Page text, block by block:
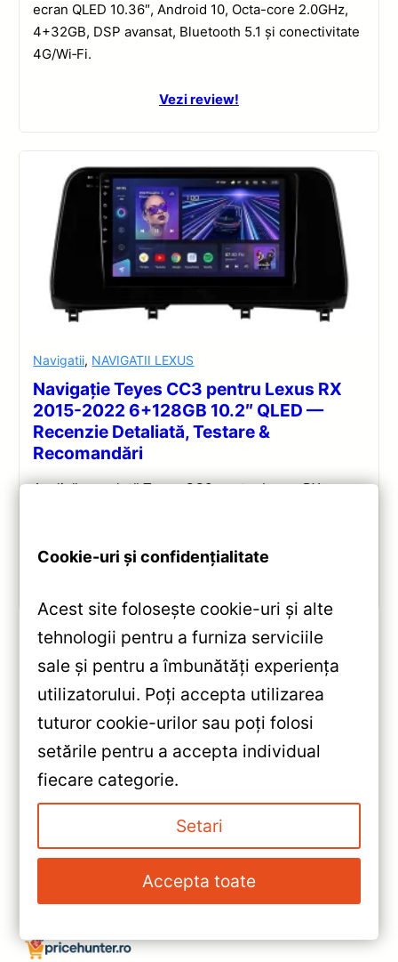
ecran QLED 10.36″, Android 10, Octa-core 2.0GHz,
4+32GB, DSP avansat, Bluetooth 5.1 și conectivitate
4G/Wi‑Fi.
Vezi review!
Navigatii, NAVIGATII LEXUS
Navigație Teyes CC3 pentru Lexus RX
2015-2022 6+128GB 10.2″ QLED —
Recenzie Detaliată, Testare &
Recomandări
Analiză completă Teyes CC3 pentru Lexus RX:
«Navigatie Auto Teyes X1 WiFi
Kia Sorento 2015-2020
2+32GB 10.2″ IPS Quad-core —
Caracteristici, Păreri & Preț
Navigatie Auto Teyes X1 9 inch
Jeep Grand Cherokee 2013-
2020 — Caracteristici, Păreri &
Preț Actualizat
Cookie-uri și confidențialitate
Acest site folosește cookie-uri și alte
tehnologii pentru a furniza serviciile
sale și pentru a îmbunătăți experiența
utilizatorului. Poți accepta utilizarea
tuturor cookie-urilor sau poți folosi
setările pentru a accepta individual
fiecare categorie.
Setari
Accepta toate